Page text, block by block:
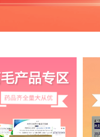
成都市成华区荆竹坝路